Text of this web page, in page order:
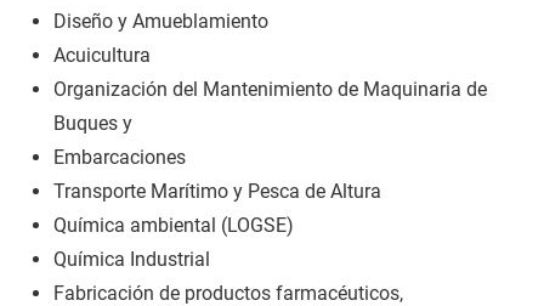
Diseño y Amueblamiento
Acuicultura
Organización del Mantenimiento de Maquinaria de
Buques y
Embarcaciones
Transporte Marítimo y Pesca de Altura
Química ambiental (LOGSE)
Química Industrial
Fabricación de productos farmacéuticos,